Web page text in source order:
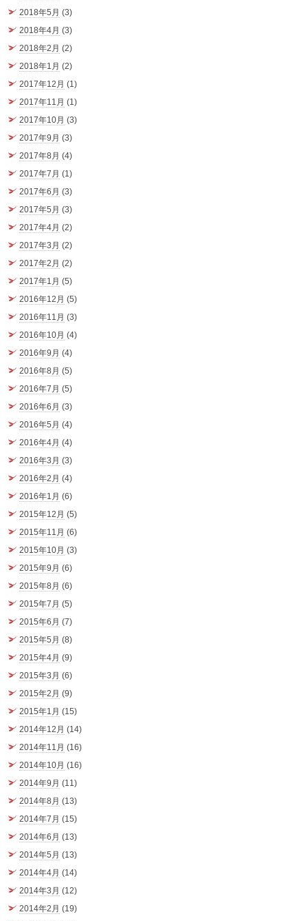
2018年5月 (3)
2018年4月 (3)
2018年2月 (2)
2018年1月 (2)
2017年12月 (1)
2017年11月 (1)
2017年10月 (3)
2017年9月 (3)
2017年8月 (4)
2017年7月 (1)
2017年6月 (3)
2017年5月 (3)
2017年4月 (2)
2017年3月 (2)
2017年2月 (2)
2017年1月 (5)
2016年12月 (5)
2016年11月 (3)
2016年10月 (4)
2016年9月 (4)
2016年8月 (5)
2016年7月 (5)
2016年6月 (3)
2016年5月 (4)
2016年4月 (4)
2016年3月 (3)
2016年2月 (4)
2016年1月 (6)
2015年12月 (5)
2015年11月 (6)
2015年10月 (3)
2015年9月 (6)
2015年8月 (6)
2015年7月 (5)
2015年6月 (7)
2015年5月 (8)
2015年4月 (9)
2015年3月 (6)
2015年2月 (9)
2015年1月 (15)
2014年12月 (14)
2014年11月 (16)
2014年10月 (16)
2014年9月 (11)
2014年8月 (13)
2014年7月 (15)
2014年6月 (13)
2014年5月 (13)
2014年4月 (14)
2014年3月 (12)
2014年2月 (19)